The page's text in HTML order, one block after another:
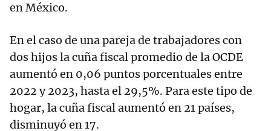
en México.
En el caso de una pareja de trabajadores con
dos hijos la cuña fiscal promedio de la OCDE
aumentó en 0,06 puntos porcentuales entre
2022 y 2023, hasta el 29,5%. Para este tipo de
hogar, la cuña fiscal aumentó en 21 países,
disminuyó en 17.